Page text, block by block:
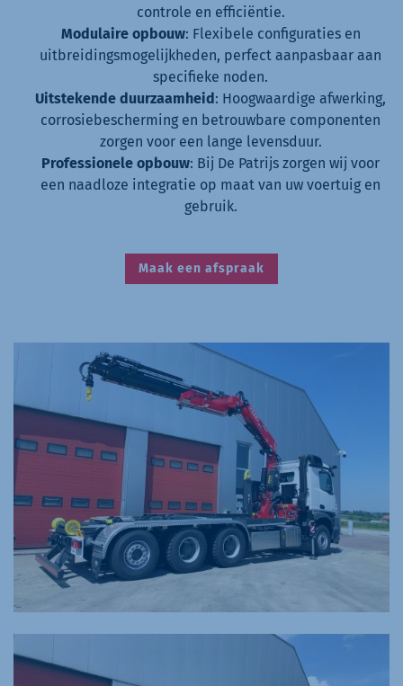
controle en efficiëntie.
Modulaire opbouw: Flexibele configuraties en
uitbreidingsmogelijkheden, perfect aanpasbaar aan
specifieke noden.
Uitstekende duurzaamheid: Hoogwaardige afwerking,
corrosiebescherming en betrouwbare componenten
zorgen voor een lange levensduur.
Professionele opbouw: Bij De Patrijs zorgen wij voor
een naadloze integratie op maat van uw voertuig en
gebruik.
Maak een afspraak